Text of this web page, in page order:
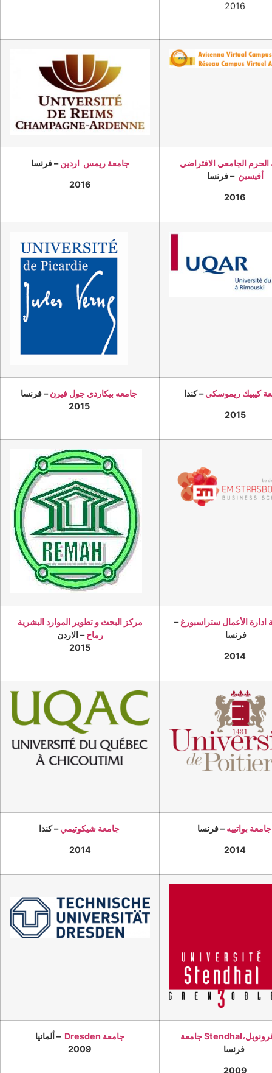
2016
جامعة ريمس اردين– فرنسا
2016
الجامعي الافتراضي
أفيسين – فرنسا
2016
جامعه بيكاردي جول فيرن
2015
كيبيك ريموسكي– كندا
2015
مركز البحث و تطوير الموارد البشرية
رماح– الاردن
2015
الأعمال ستراسبورغ–
فرنسا
2014
جامعة شيكوتيمي– كندا
2014
جامعة بواتييه– فرنسا
2014
جامعة Dresden
– ألمانيا
2009
2009